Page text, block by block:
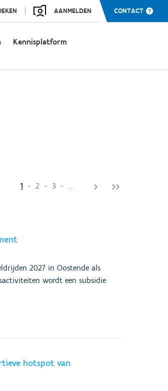
AANMELDEN CONTACT
Kennisplatform
1 2 3 ...
2027 in Oostende als
wordt een subsidie
hotspot van